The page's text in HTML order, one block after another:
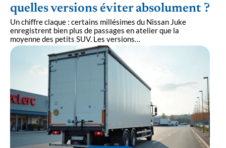
quelles versions éviter absolument ?
Un chiffre claque : certains millésimes du Nissan Juke
enregistrent bien plus de passages en atelier que la
moyenne des petits SUV. Les versions…